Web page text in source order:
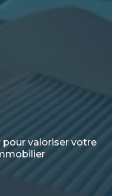
valoriser votre